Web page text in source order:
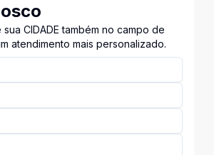
sua CIDADE também no campo de
atendimento mais personalizado.